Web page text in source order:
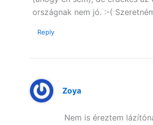
országnak nem jó. :-(
Reply
Zoya
Nem is éreztem